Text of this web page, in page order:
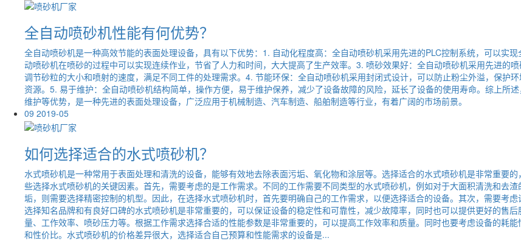
全自动喷砂机性能有何优势？
全自动喷砂机是一种高效节能的表面处理设备，具有以下优势：1. 自动化程度高：全自动喷砂机采用先进的PLC控制系统，可以实
动喷砂机在喷砂的过程中可以实现连续作业，节省了人力和时间，大大提高了生产效率。3. 喷砂效果好：全自动喷砂机采用先进的
调节砂粒的大小和喷射的速度，满足不同工件的处理需求。4. 节能环保：全自动喷砂机采用封闭式设计，可以防止粉尘外溢，保护
资源。5. 易于维护：全自动喷砂机结构简单，操作方便，易于维护保养，减少了设备故障的风险，延长了设备的使用寿命。综上所
维护等优势，是一种先进的表面处理设备，广泛应用于机械制造、汽车制造、船舶制造等行业，有着广阔的市场前景。
09 2019-05
如何选择适合的水式喷砂机？
水式喷砂机是一种常用于表面处理和清洗的设备，能够有效地去除表面污垢、氧化物和涂层等。选择适合的水式喷砂机是非常重要
些选择水式喷砂机的关键因素。首先，需要考虑的是工作需求。不同的工作需要不同类型的水式喷砂机，例如对于大面积清洗和去
垢，则需要选择精密控制的机型。因此，在选择水式喷砂机时，首先要明确自己的工作需求，以便选择适合的设备。其次，需要考
选择知名品牌和有良好口碑的水式喷砂机是非常重要的，可以保证设备的稳定性和可靠性，减少故障率，同时也可以提供更好的售
量、工作效率、喷砂压力等。根据工作需求选择合适的性能参数是非常重要的，可以提高工作效率和质量。同时也要考虑设备的耗
和性价比。水式喷砂机的价格差异很大，选择适合自己预算和性能需求的设备是...